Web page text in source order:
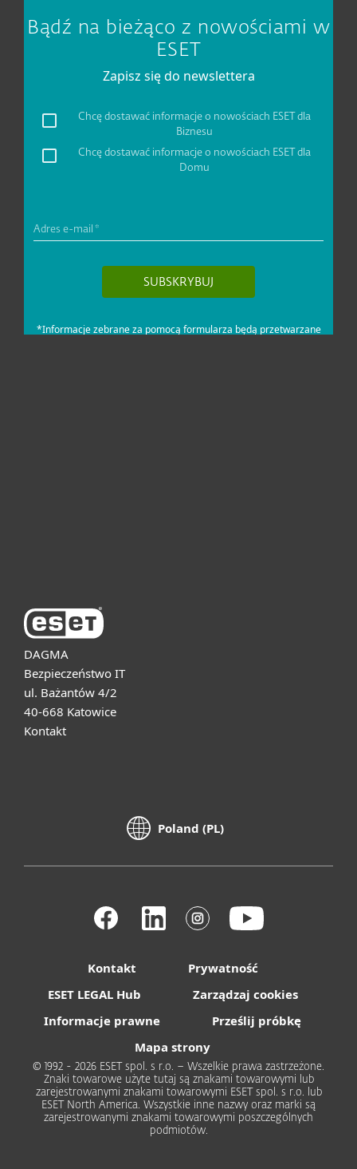
DAGMA
Bezpieczeństwo IT
ul. Bażantów 4/2
40-668 Katowice
Kontakt
Poland (PL)
Kontakt
Prywatność
ESET LEGAL Hub
Zarządzaj cookies
Informacje prawne
Prześlij próbkę
Mapa strony
© 1992 - 2026 ESET spol. s r.o. – Wszelkie prawa zastrzeżone.
Znaki towarowe użyte tutaj są znakami towarowymi lub
zarejestrowanymi znakami towarowymi ESET spol. s r.o. lub
ESET North America. Wszystkie inne nazwy oraz marki są
zarejestrowanymi znakami towarowymi poszczególnych
podmiotów.